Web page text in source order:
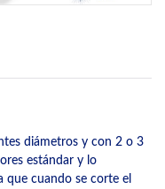
diámetros y con 2 o 3
estándar y lo
que cuando se corte el